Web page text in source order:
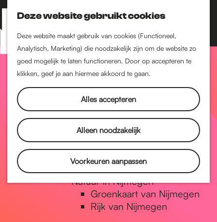
Deze website gebruikt cookies
Deze website maakt gebruik van cookies (Functioneel,
Analytisch, Marketing) die noodzakelijk zijn om de website zo
goed mogelijk te laten functioneren. Door op accepteren te
klikken, geef je aan hiermee akkoord te gaan.
Alles accepteren
Alleen noodzakelijk
Voorkeuren aanpassen
Z
o
e
k
e
K
a
a
r
t
M
e
n
Nijmegen-Nieuw-West
Dukenburg
Lindenholt
Historie
De oudste stad van
Nederland
Historische tijdlijn
Romeinse Limes
Vrede van Nijmegen
Penning
Natuur in Nijmegen
Groenkaart van Nijmegen
Rijk van Nijmegen